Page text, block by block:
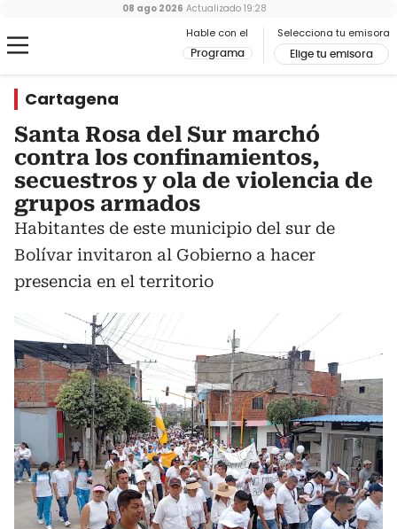
Hable con el
Programa
Selecciona tu emisora
Elige tu emisora
08 ago 2026 Actualizado 19:28
Cartagena
Santa Rosa del Sur marchó
contra los confinamientos,
secuestros y ola de violencia de
grupos armados
Habitantes de este municipio del sur de
Bolívar invitaron al Gobierno a hacer
presencia en el territorio